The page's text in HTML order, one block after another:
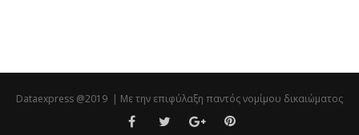
Dataexpress @2019 | Με την επιφύλαξη παντός νομίμου δικαιώματος